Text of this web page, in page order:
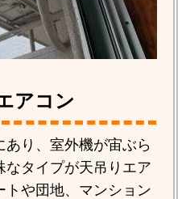
アコン
り、室外機が宙ぶら
なタイプが天吊りエア
トや団地、マンション